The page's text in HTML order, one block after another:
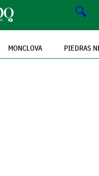
🔍
MONCLOVA PIEDRAS